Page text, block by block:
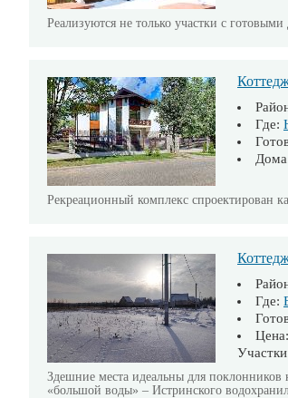
Реализуются не только участки с
Где:
Рекреационный комплекс спроектирован
Где:
Здешние места идеальны для поклонников
«большой воды» – Истринского